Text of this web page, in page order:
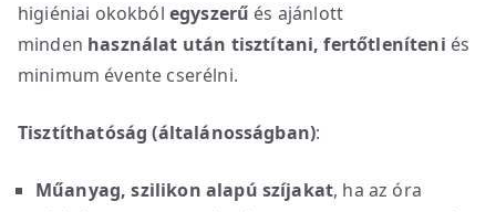
higiéniai okokból egyszerű és ajánlott
minden használat után tisztítani, fertőtleníteni és
minimum évente cserélni.
Tisztíthatóság (általánosságban):
Műanyag, szilikon alapú szíjakat, ha az óra